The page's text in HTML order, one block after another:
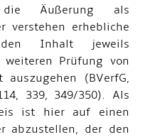
die Äußerung als
verstehen erhebliche
Inhalt jeweils
Prüfung von
(BVerfG,
339, 349/350). Als
ist hier auf einen
abzustellen, der den